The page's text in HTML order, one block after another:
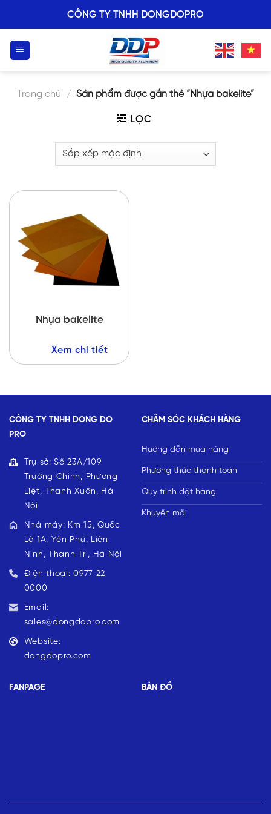
CÔNG TY TNHH DONGDOPRO
Trang chủ / Sản phẩm được gắn thẻ “Nhựa bakelite”
LỌC
Nhựa bakelite
Xem chi tiết
CÔNG TY TNHH DONG DO
PRO
Trụ sở: Số 23A/109
Trường Chinh, Phương
Liệt, Thanh Xuân, Hà
Nội
Nhà máy: Km 15, Quốc
Lộ 1A, Yên Phú, Liên
Ninh, Thanh Trì, Hà Nội
Điện thoại: 0977 22
0000
Email:
sales@dongdopro.com
Website:
dongdopro.com
CHĂM SÓC KHÁCH HÀNG
Hướng dẫn mua hàng
Phương thức thanh toán
Quy trình đặt hàng
Khuyến mãi
FANPAGE BẢN ĐỒ